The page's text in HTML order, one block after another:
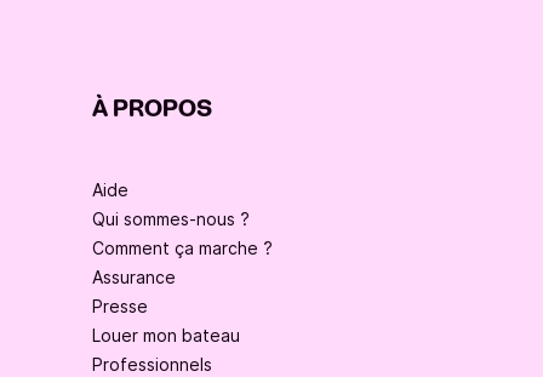
À PROPOS
Aide
Qui sommes-nous ?
Comment ça marche ?
Assurance
Presse
Louer mon bateau
Professionnels